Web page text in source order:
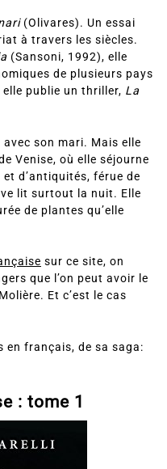
à travers les siècles.
(Sansoni, 1992), elle
de plusieurs pays
publie un thriller, La
Venise, où elle séjourne
d’antiquités, férue de
lit surtout la nuit. Elle
de plantes qu’elle
que l’on peut avoir le
Et c’est le cas
: tome 1